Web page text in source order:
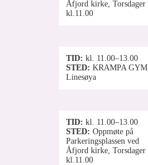
Åfjord kirke, Torsdager
kl.11.00
TID kl. 11.00–13.00
STED KRAMPA GYM,
Linesøya
TID kl. 11.00–13.00
STED Oppmøte på
Parkeringsplassen ved
Åfjord kirke, Torsdager
kl.11.00